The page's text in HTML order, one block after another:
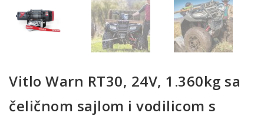
Vitlo Warn RT30, 24V, 1.360kg sa
čeličnom sajlom i vodilicom s